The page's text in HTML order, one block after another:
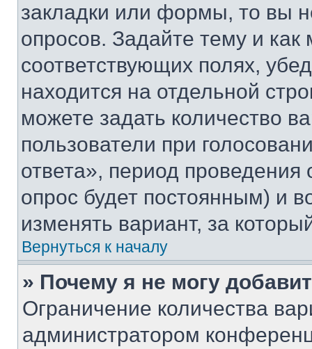
закладки или формы, то вы
опросов. Задайте тему и
соответствующих полях,
находится на отдельной
можете задать количество
пользователи при
ответа», период проведения
опрос будет постоянным) и
изменять вариант, за
Вернуться к началу
» Почему я не могу
Ограничение количества
администратором